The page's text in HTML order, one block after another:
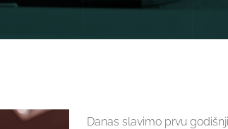
Danas slavimo prvu